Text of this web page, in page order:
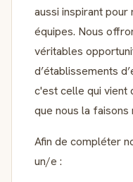
aussi inspirant
équipes. Nous
véritables
d’établissements
c'est celle qui vient
que nous la faisons
Afin de compléter
un/e :